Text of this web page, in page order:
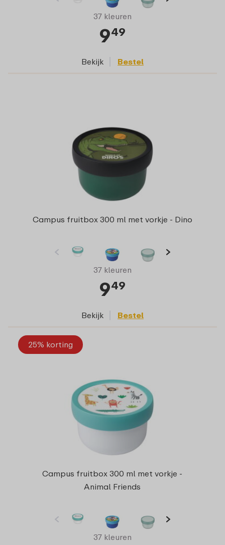
37 kleuren
949
Bekijk Bestel
Campus fruitbox 300 ml met vorkje - Dino
37 kleuren
949
Bekijk Bestel
25% korting
Campus fruitbox 300 ml met vorkje -
Animal Friends
37 kleuren